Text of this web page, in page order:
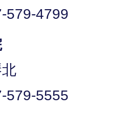
579-4799
579-5555